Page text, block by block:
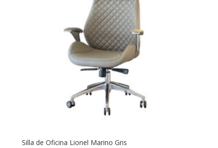
Silla de Oficina Lionel Marino Gris